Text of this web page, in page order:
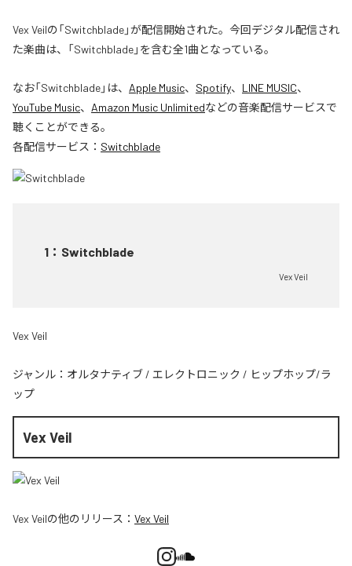
Vex Veilの「Switchblade」が配信開始された。今回デジタル配信され
た楽曲は、「Switchblade」を含む全1曲となっている。
なお「Switchblade」は、 Apple Music、 Spotify、 LINE MUSIC、
YouTube Music、 Amazon Music Unlimitedなどの音楽配信サービスで
聴くことができる。
各配信サービス： Switchblade
1 ： Switchblade
Vex Veil
Vex Veil
ジャンル： オルタナティブ / エレクトロニック / ヒップホップ/ラ
ップ
Vex Veil
Vex Veilの他のリリース： Vex Veil